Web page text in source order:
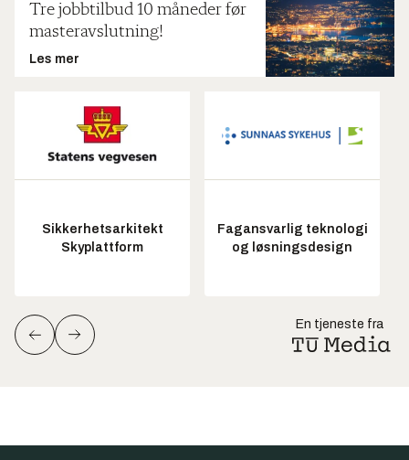
Tre jobbtilbud 10 måneder før
masteravslutning!
Les mer
Sikkerhetsarkitekt
Skyplattform
Fagansvarlig teknologi
og løsningsdesign
En tjeneste fra